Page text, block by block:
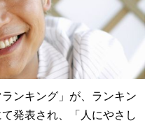
ンキング」が、ランキン
発表され、「人にやさし